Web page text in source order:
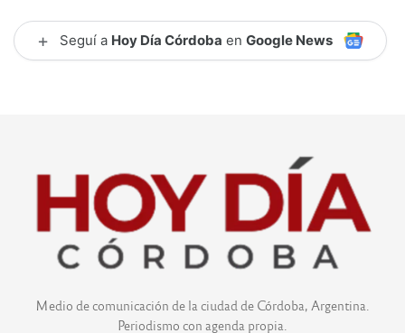
+ Seguí a Hoy Día Córdoba en Google News
Medio de comunicación de la ciudad de Córdoba, Argentina.
Periodismo con agenda propia.